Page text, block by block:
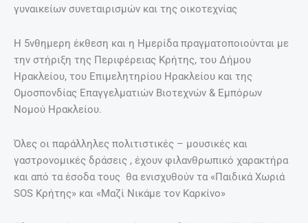
γυναικείων συνεταιρισμών και της οικοτεχνίας
Η 5νθημερη έκθεση και η Ημερίδα πραγματοποιούνται με
την στήριξη της Περιφέρειας Κρήτης, του Δήμου
Ηρακλείου, του Επιμελητηρίου Ηρακλείου και της
Ομοσπονδίας Επαγγελματιών Βιοτεχνών & Εμπόρων
Νομού Ηρακλείου.
Όλες οι παράλληλες πολιτιστικές – μουσικές και
γαστρονομικές δράσεις , έχουν φιλανθρωπικό χαρακτήρα
και από τα έσοδα τους θα ενισχυθούν τα «Παιδικά Χωριά
SOS Κρήτης» και «Μαζί Νικάμε τον Καρκίνο»